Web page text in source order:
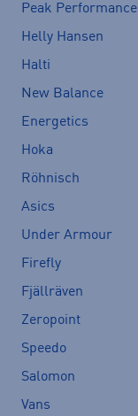
Peak Performance
Helly Hansen
Halti
New Balance
Energetics
Hoka
Röhnisch
Asics
Under Armour
Firefly
Fjällräven
Zeropoint
Speedo
Salomon
Vans